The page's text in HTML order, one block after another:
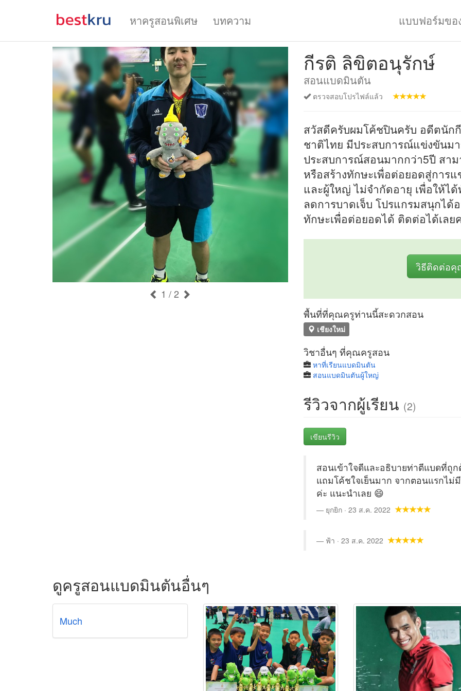
หาครูสอนพิเศษ บทความ แบบฟอร์มข
1 / 2
กีรติ ลิขิตอนุรักษ์
สอนแบดมินตัน
ตรวจสอบโปรไฟล์แล้ว
สวัสดีครับผมโค้ชปินครับ อดีตนัก
ชาติไทย มีประสบการณ์แข่งขันม
ประสบการณ์สอนมากกว่า5ปี สาม
หรือสร้างทักษะเพื่อต่อยอดสู่การ
และผู้ใหญ่ ไม่จำกัดอายุ เพื่อให้ไ
ลดการบาดเจ็บ โปรแกรมสนุกได้
ทักษะเพื่อต่อยอดได้ ติดต่อได้เลย
วิธีติดต่อคุ
พื้นที่ที่คุณครูท่านนี้สะดวกสอน
เชียงใหม่
วิชาอื่นๆ ที่คุณครูสอน
หาที่เรียนแบดมินตัน
สอนแบดมินตันผู้ใหญ่
รีวิวจากผู้เรียน (2)
เขียนรีวิว
สอนเข้าใจดีและอธิบายท่าตีแบดที่ถูก
แถมโค้ชใจเย็นมาก จากตอนแรกไม่
ค่ะ แนะนำเลย 😄
ยุกยิก · 23 ส.ค. 2022
ฟ้า · 23 ส.ค. 2022
ดูครูสอนแบดมินตันอื่นๆ
Much